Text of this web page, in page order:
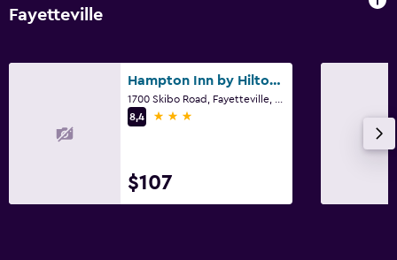
Buffet infantil
Gimnasio
Fayetteville
Hampton Inn by Hilton Fayetteville Fort Bragg
8,4
3 estrellas
$107